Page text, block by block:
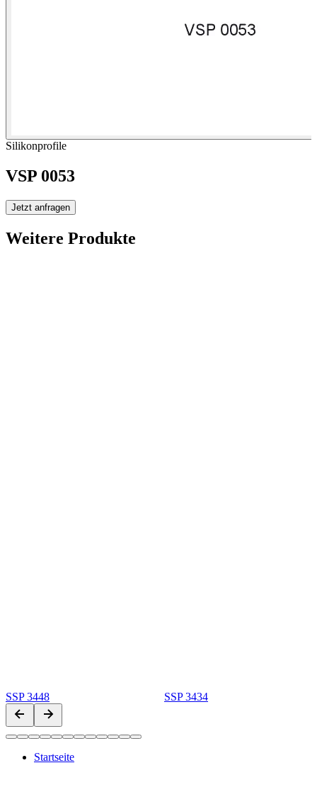
Silikonprofile
VSP 0053
Jetzt anfragen
Weitere Produkte
SSP 3448 SSP 3434
Startseite